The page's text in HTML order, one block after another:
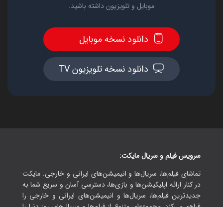
موبایل و تلویزیون داشته باشید.
دانلود نسخه موبایل
دانلود نسخه تلویزیون TV
سرویس فیلم و سریال مایکت:
تماشای فیلم‌ها، سریال‌ها و انیمیشن‌های ایرانی و خارجی. مایکت
در کنار ارائه اپلیکیشن‌ها و بازی‌ها، دسترسی آسان و سریع شما به
جدیدترین فیلم‌ها، سریال‌ها و انیمیشن‌های ایرانی و خارجی را